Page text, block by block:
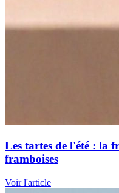
Les tartes de l'été : la
framboises
Voir l'article